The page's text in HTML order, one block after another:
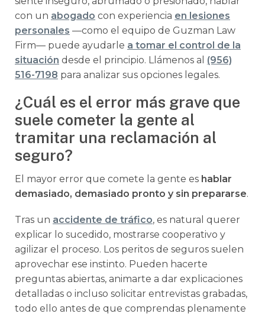
con un abogado con experiencia en lesiones
personales —como el equipo de Guzman Law
Firm— puede ayudarle a tomar el control de la
situación desde el principio. Llámenos al (956)
516-7198 para analizar sus opciones legales.
¿Cuál es el error más grave que
suele cometer la gente al
tramitar una reclamación al
seguro?
El mayor error que comete la gente es hablar
demasiado, demasiado pronto y sin prepararse.
Tras un accidente de tráfico, es natural querer
explicar lo sucedido, mostrarse cooperativo y
agilizar el proceso. Los peritos de seguros suelen
aprovechar ese instinto. Pueden hacerte
preguntas abiertas, animarte a dar explicaciones
detalladas o incluso solicitar entrevistas grabadas,
todo ello antes de que comprendas plenamente